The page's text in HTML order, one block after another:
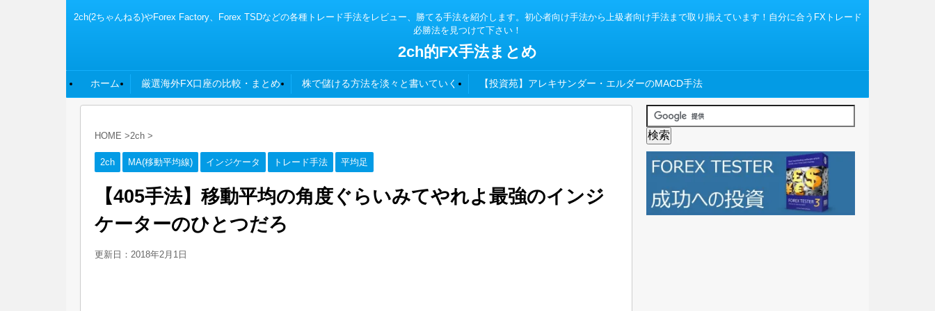
2ch(2ちゃんねる)やForex Factory、Forex TSDなどの各種トレード手法をレビュー、勝てる手法を紹介します。初心者向け手法から上級者向け手法まで取り揃えています！自分に合うFXトレード
必勝法を見つけて下さい！
2ch的FX手法まとめ
ホーム 厳選海外FX口座の比較・まとめ 株で儲ける方法を淡々と書いていく 【投資苑】アレキサンダー・エルダーのMACD手法
HOME >2ch >
2ch MA(移動平均線) インジケータ トレード手法 平均足
【405手法】移動平均の角度ぐらいみてやれよ最強のインジ
ケーターのひとつだろ
更新日： 2018年2月1日